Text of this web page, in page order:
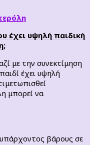
έχει υψηλή παιδική
με την συνεκτίμηση
έχει υψηλή
μπορεί να
βάρους σε